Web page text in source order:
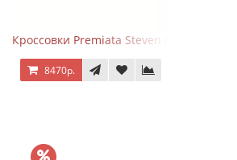
Кроссовки Premiata Steven Black Graphite
8470р.